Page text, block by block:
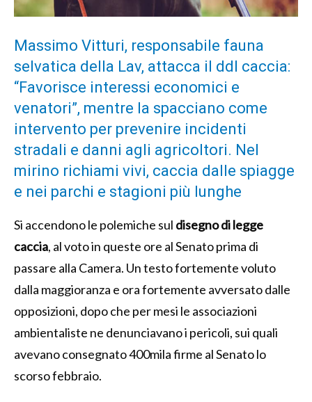
Massimo Vitturi, responsabile fauna
selvatica della Lav, attacca il ddl caccia:
“Favorisce interessi economici e
venatori”, mentre la spacciano come
intervento per prevenire incidenti
stradali e danni agli agricoltori. Nel
mirino richiami vivi, caccia dalle spiagge
e nei parchi e stagioni più lunghe
Si accendono le polemiche sul disegno di legge
caccia, al voto in queste ore al Senato prima di
passare alla Camera. Un testo fortemente voluto
dalla maggioranza e ora fortemente avversato dalle
opposizioni, dopo che per mesi le associazioni
ambientaliste ne denunciavano i pericoli, sui quali
avevano consegnato 400mila firme al Senato lo
scorso febbraio.